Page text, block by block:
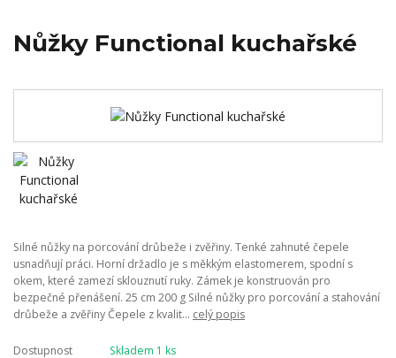
Nůžky Functional kuchařské
Silné nůžky na porcování drůbeže i zvěřiny. Tenké zahnuté čepele
usnadňují práci. Horní držadlo je s měkkým elastomerem, spodní s
okem, které zamezí sklouznutí ruky. Zámek je konstruován pro
bezpečné přenášení. 25 cm 200 g Silné nůžky pro porcování a stahování
drůbeže a zvěřiny Čepele z kvalit... celý popis
Dostupnost
Skladem 1 ks